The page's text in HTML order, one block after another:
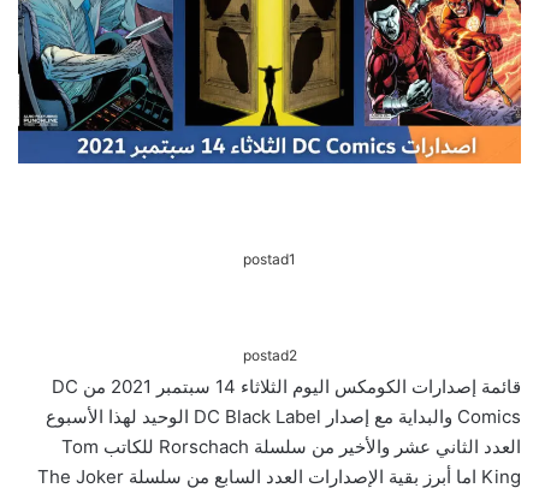
postad1
postad2
قائمة إصدارات الكومكس اليوم الثلاثاء 14 سبتمبر 2021 من DC
Comics والبداية مع إصدار DC Black Label الوحيد لهذا الأسبوع
العدد الثاني عشر والأخير من سلسلة Rorschach للكاتب Tom
King اما أبرز بقية الإصدارات العدد السابع من سلسلة The Joker